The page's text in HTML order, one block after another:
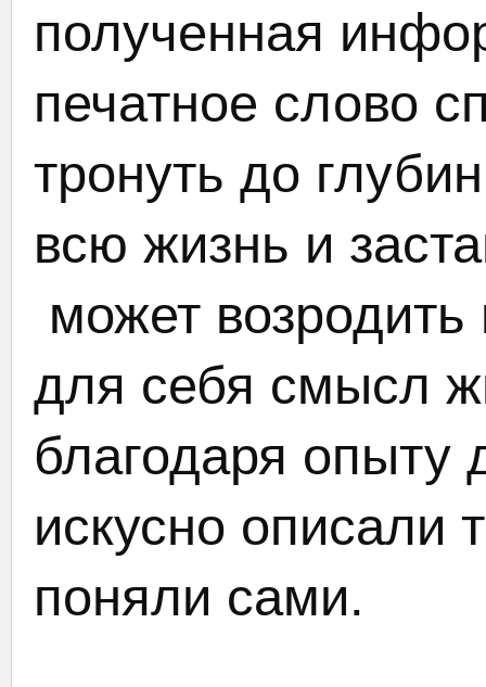
полученная
печатное слово
тронуть до
всю жизнь и
может возродить
для себя смысл
благодаря опыту
искусно описали
поняли сами.